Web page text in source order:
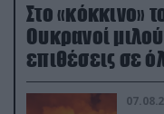
Στο «κόκκινο»
Ουκρανοί
επιθέσεις σε